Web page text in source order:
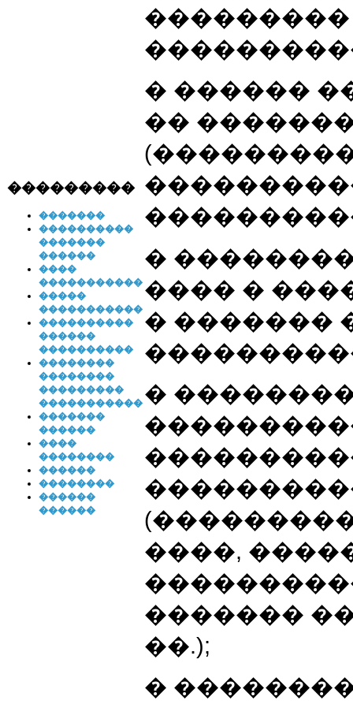
���������
�������
����������
�������
������
����
�����������
�����
�����������
����������
������
����������
��������
��������
���������
�����������
�������
������
����
��������
������
��������
������
������
� ������
��
�
���� �
� �������
�
����,
�������
��.);
�